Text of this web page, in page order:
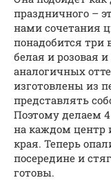
праздничного –
нами сочетания
понадобится три
белая и розовая
аналогичных
изготовлены из
представлять
Поэтому делаем
на каждом центр
края. Теперь
посередине и
готовы.